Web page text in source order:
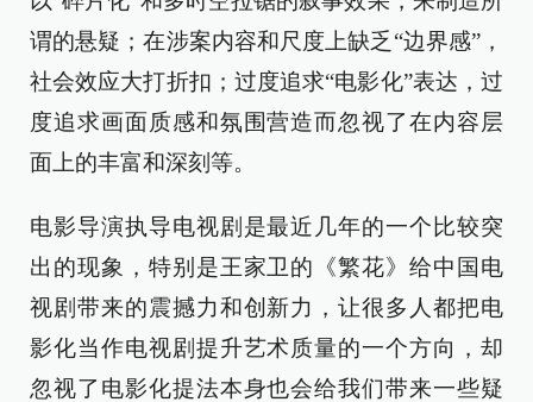
谓的悬疑；在涉案内容和尺度上缺乏“边界感”，
社会效应大打折扣；过度追求“电影化”表达，过
度追求画面质感和氛围营造而忽视了在内容层
面上的丰富和深刻等。
电影导演执导电视剧是最近几年的一个比较突
出的现象，特别是王家卫的《繁花》给中国电
视剧带来的震撼力和创新力，让很多人都把电
影化当作电视剧提升艺术质量的一个方向，却
忽视了电影化提法本身也会给我们带来一些疑